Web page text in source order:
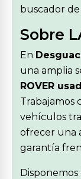
buscador
Sobre
En
una amplia
ROVER
Trabajamos
vehículos
ofrecer una
garantía